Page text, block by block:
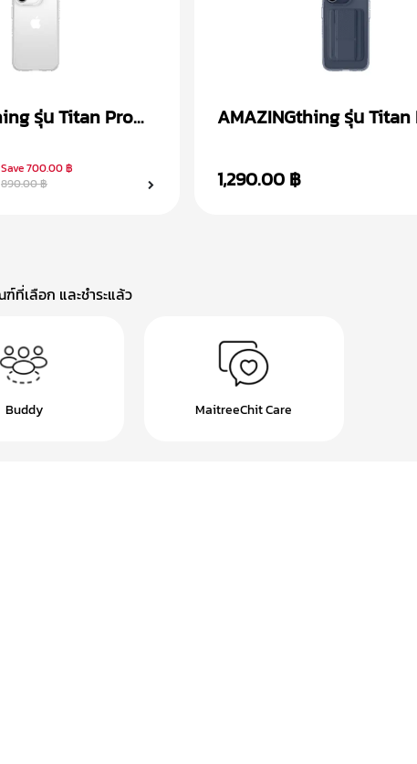
รุ่น Titan Pro
Save700.00 ฿
890.00 ฿
AMAZINGthing รุ่น Titan
1,290.00 ฿
ที่เลือก และชำระแล้ว
Buddy MaitreeChit Care